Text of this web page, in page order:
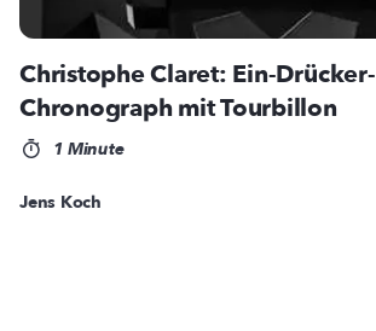
Christophe Claret: Ein-Drücker-
Chronograph mit Tourbillon
1 Minute
Jens Koch